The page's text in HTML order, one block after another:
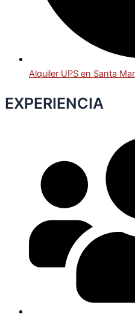
Alquiler UPS en Santa
EXPERIENCIA